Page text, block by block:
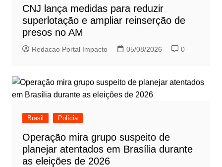
CNJ lança medidas para reduzir
superlotação e ampliar reinserção de
presos no AM
Redacao Portal Impacto 05/08/2026 0
Brasil Polícia
Operação mira grupo suspeito de
planejar atentados em Brasília durante
as eleições de 2026